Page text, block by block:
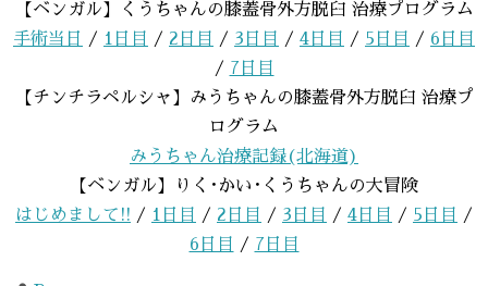
【ベンガル】くうちゃんの膝蓋骨外方脱臼 治療プログラム
手術当日
/ 1日目 / 2日目 / 3日目 / 4日目 / 5日目 / 6日目
/ 7日目
【チンチラペルシャ】みうちゃんの膝蓋骨外方脱臼 治療プ
ログラム
みうちゃん治療記録(北海道)
【ベンガル】りく･かい･くうちゃんの大冒険
はじめまして!! / 1日目 / 2日目 / 3日目 / 4日目 / 5日目
/
6日目
/ 7日目